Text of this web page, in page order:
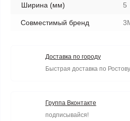
Ширина (мм) 5
Совместимый бренд
Доставка по городу
Быстрая доставка по
Группа Вконтакте
подписывайся!